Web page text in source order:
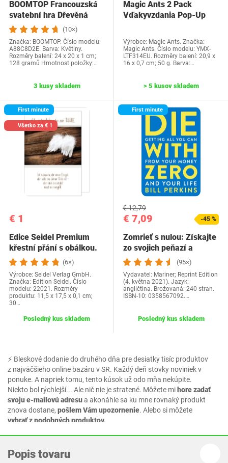
⚡ Bleskové dodanie do druhého dňa pre desiatky tisíc produktov
z najväčšieho online bazáru v SR. Každý deň stovky noviniek v
ponuke. A napriek tomu, tento kúsok už odo mňa nekúpite.
Niekto bol rýchlejší... Ale nič nie je stratené. Môžete mi hore zadať
svoju e-mailovú adresua akonáhle sa ku mne rovnaký produkt
znova dostane, pošlem Vám upozornenie. Alebo si môžete
vybrať z podobných produktov.
BOOMTOP Francouzská
svatební hra Dřevěná
cedulka a kvízové…
(10×)
Značka: BOOMTOP. Číslo modelu:
A88C8D2E. Barva: Květiny.
Rozměry balení: 24 x 20 x 1 cm;
128 gramů Hmotnost položky:…
3 kusy skladem
Magic Ants 2 Pack
Vďakyvzdania Pop-Up
Výrobce: Magic Ants. Značka:
Magic Ants. Číslo modelu: YMX-
LTF314EU. Rozměry balení: 20,9 x
16 x 0,7 cm; 50 g. Barva:…
> 5 kusov skladem
First minute
Všetko za € 1
€ 1
Edice Seidel Premium
křestní přání s obálkou.
Přání ke křtu…(6×)
Výrobce: Seidel Verlag GmbH.
Značka: Edition Seidel. Číslo
modelu: 22021. Rozměry
produktu: 11,5 x 17,5 x 0,1 cm;
30…
Posledný kus skladem
First minute
€ 7,09
€ 12,79
-45 %
Zomrieť s nulou: Získajte
zo svojich peňazí a
života…
(95×)
Vydavatel: Mariner; Reprint Edition
(4. května 2021). Jazyk:
angličtina. Brožovaná: 240 stran.
ISBN-10: 0358567092.…
Posledný kus skladem
Popis tovaru